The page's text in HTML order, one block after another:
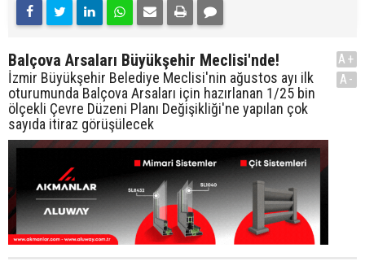
Balçova Arsaları Büyükşehir Meclisi'nde!
İzmir Büyükşehir Belediye Meclisi'nin ağustos ayı ilk
oturumunda Balçova Arsaları için hazırlanan 1/25 bin
ölçekli Çevre Düzeni Planı Değişikliği'ne yapılan çok
sayıda itiraz görüşülecek
A+
A-